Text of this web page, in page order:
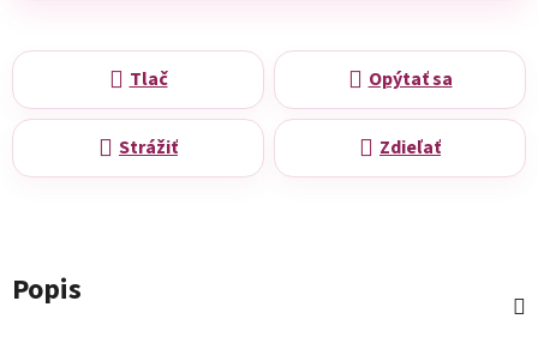
Tlač Opýtať sa
Strážiť Zdieľať
Popis